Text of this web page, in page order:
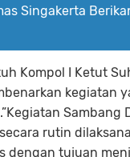
Singakerta
Kompol I Ketut
kegiatan
Sambang
rutin
dengan tujuan